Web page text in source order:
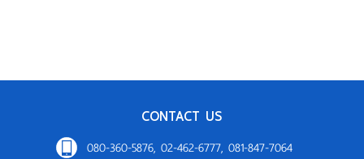
CONTACT US
080-360-5876, 02-462-6777, 081-847-7064